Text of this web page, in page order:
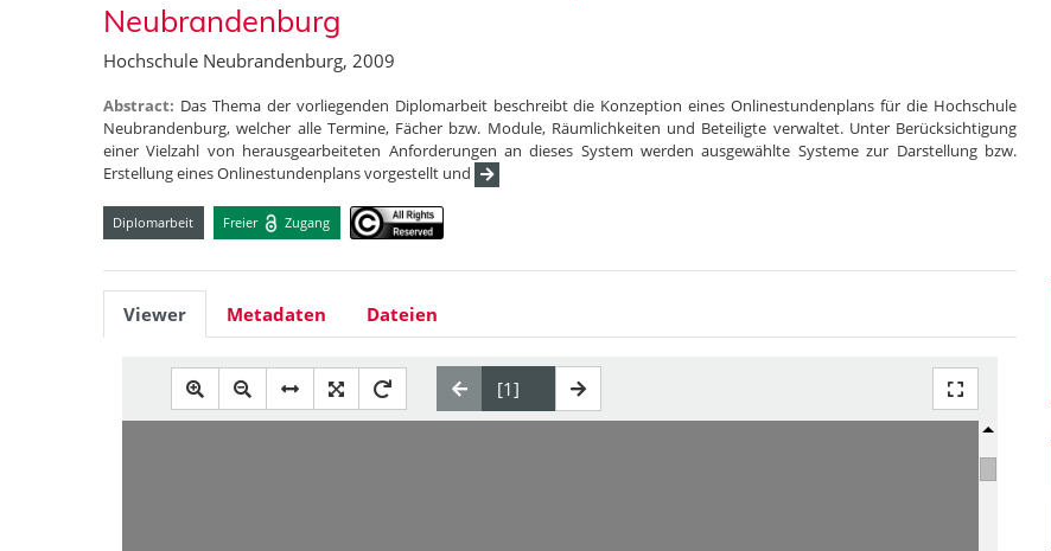
Neubrandenburg
Hochschule Neubrandenburg, 2009
Abstract: Das Thema der vorliegenden Diplomarbeit beschreibt die Konzeption eines Onlinestundenplans für die Hochschule
Neubrandenburg, welcher alle Termine, Fächer bzw. Module, Räumlichkeiten und Beteiligte verwaltet. Unter Berücksichtigung
einer Vielzahl von herausgearbeiteten Anforderungen an dieses System werden ausgewählte Systeme zur Darstellung bzw.
Erstellung eines Onlinestundenplans vorgestellt und
Diplomarbeit Freier Zugang
Viewer Metadaten Dateien